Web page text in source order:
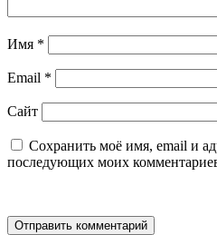
Имя *
Email *
Сайт
Сохранить моё имя, email и
последующих моих